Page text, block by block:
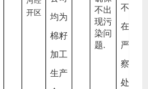
开区
均为
棉籽
加工
生产
不出
现污
染问
题.
不存
在
严格考
察皂脚
处理企